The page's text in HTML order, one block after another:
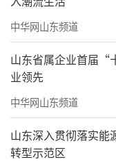
中华网山东频道
山东省属企业首届
业领先
中华网山东频道
山东深入贯彻落实能
转型示范区